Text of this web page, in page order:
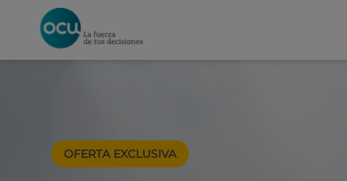
OFERTA EXCLUSIVA